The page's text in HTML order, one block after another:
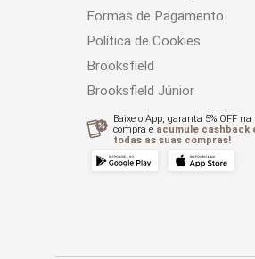
Formas de Pagamento
Política de Cookies
Brooksfield
Brooksfield Júnior
Baixe o App, garanta 5% OFF
compra e acumule cashback
todas as suas compras!